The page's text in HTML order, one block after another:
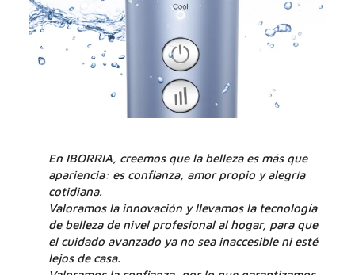
En IBORRIA, creemos que la belleza es más que
apariencia: es confianza, amor propio y alegría
cotidiana.
Valoramos la innovación y llevamos la tecnología
de belleza de nivel profesional al hogar, para que
el cuidado avanzado ya no sea inaccesible ni esté
lejos de casa.